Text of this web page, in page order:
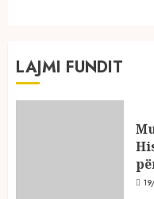
LAJMI FUNDIT